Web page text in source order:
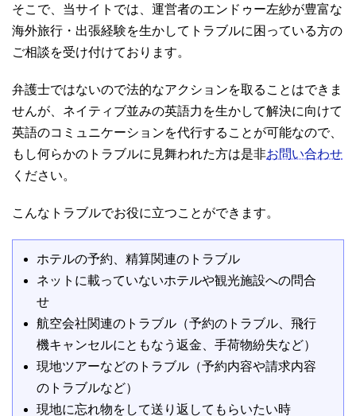
そこで、当サイトでは、運営者のエンドゥー左紗が豊富な
海外旅行・出張経験を生かしてトラブルに困っている方の
ご相談を受け付けております。
弁護士ではないので法的なアクションを取ることはできま
せんが、ネイティブ並みの英語力を生かして解決に向けて
英語のコミュニケーションを代行することが可能なので、
もし何らかのトラブルに見舞われた方は是非お問い合わせ
ください。
こんなトラブルでお役に立つことができます。
ホテルの予約、精算関連のトラブル
ネットに載っていないホテルや観光施設への問合
せ
航空会社関連のトラブル（予約のトラブル、飛行
機キャンセルにともなう返金、手荷物紛失など）
現地ツアーなどのトラブル（予約内容や請求内容
のトラブルなど）
現地に忘れ物をして送り返してもらいたい時